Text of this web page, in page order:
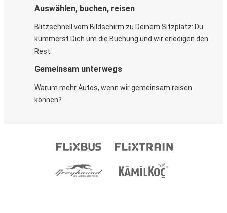
Auswählen, buchen, reisen
Blitzschnell vom Bildschirm zu Deinem Sitzplatz: Du
kümmerst Dich um die Buchung und wir erledigen den
Rest.
Gemeinsam unterwegs
Warum mehr Autos, wenn wir gemeinsam reisen
können?